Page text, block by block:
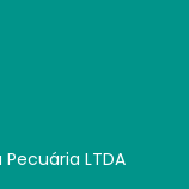
LTDA